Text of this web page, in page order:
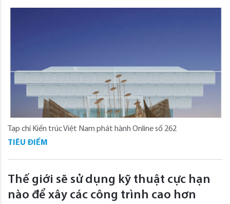
Tạp chí Kiến trúc Việt Nam phát hành Online số 262
TIÊU ĐIỂM
Thế giới sẽ sử dụng kỹ thuật cực hạn
nào để xây các công trình cao hơn